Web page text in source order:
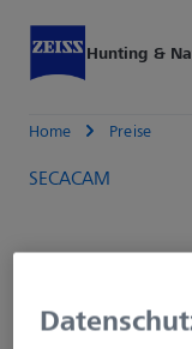
Hunting &
Home Preise
SECACAM